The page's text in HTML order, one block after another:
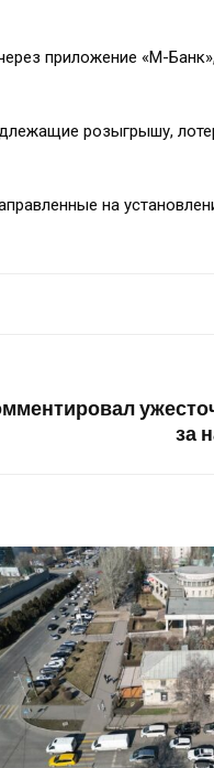
приложение «М-
розыгрышу,
на
за